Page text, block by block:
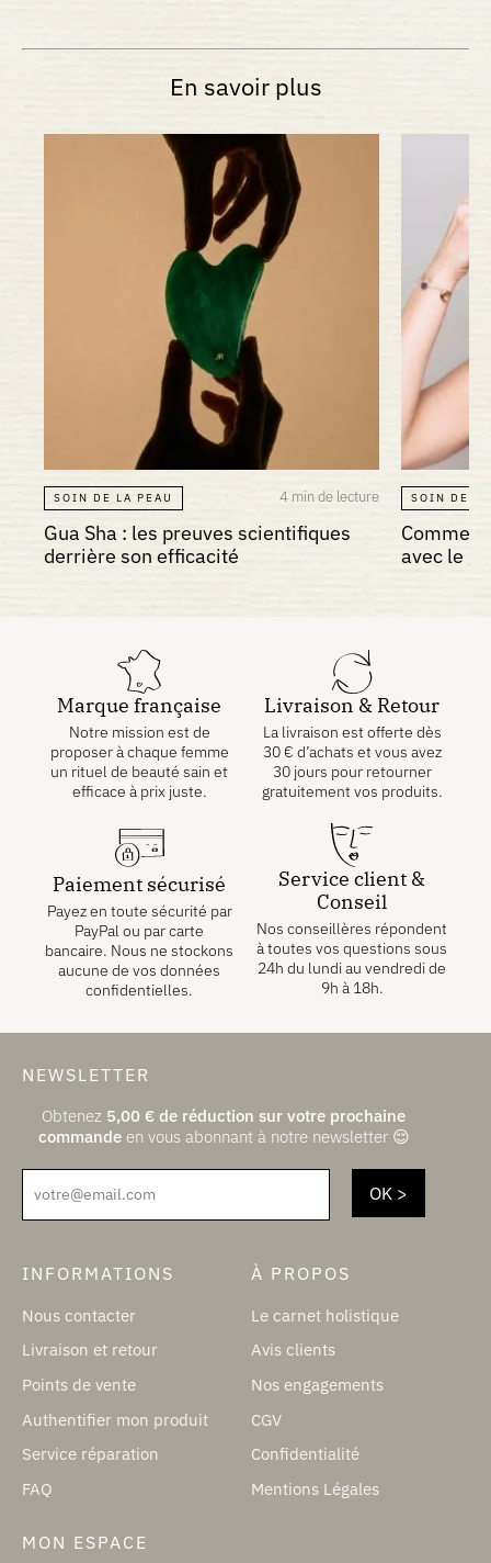
En savoir plus
SOIN DE LA PEAU 4 min de lecture
Gua Sha : les preuves scientifiques
derrière son efficacité
SOIN DE
avec le
Marque française
Notre mission est de
proposer à chaque femme
un rituel de beauté sain et
efficace à prix juste.
Livraison & Retour
La livraison est offerte dès
30 € d’achats et vous avez
30 jours pour retourner
gratuitement vos produits.
Paiement sécurisé
Payez en toute sécurité par
PayPal ou par carte
bancaire. Nous ne stockons
aucune de vos données
confidentielles.
Service client &
Conseil
Nos conseillères répondent
à toutes vos questions sous
24h du lundi au vendredi de
9h à 18h.
NEWSLETTER
Obtenez 5,00 € de réduction sur votre prochaine
commandeen vous abonnant à notre newsletter 😌
votre@email.com
INFORMATIONS
Nous contacter
Livraison et retour
Points de vente
Authentifier mon produit
Service réparation
FAQ
À PROPOS
Le carnet holistique
Avis clients
Nos engagements
CGV
Confidentialité
Mentions Légales
MON ESPACE